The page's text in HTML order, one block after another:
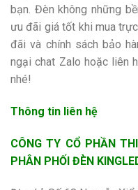
bạn. Đèn không những
ưu đãi giá tốt khi mua
đãi và chính sách bảo
ngại chat Zalo hoặc liên
nhé!
Thông tin liên hệ
CÔNG TY CỔ PHẦN
PHÂN PHỐI ĐÈN